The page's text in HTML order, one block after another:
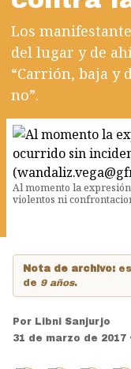
Los
del lugar y de
“Carrión, baja y
no”.
Al momento la
violentos ni
Nota de archivo:
de 9 años.
Por Libni Sanjurjo
31 de marzo de 2017